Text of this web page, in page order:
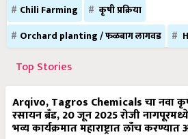
Chili Farming
कृषी प्रक्रिया
Orchard planting / फळबाग लागवड
Top Stories
Arqivo, Tagros Chemicals चा नवा
रसायन ब्रँड, 20 जून 2025 रोजी नागपूरमध्ये
भव्य कार्यक्रमात महाराष्ट्रात लाँच